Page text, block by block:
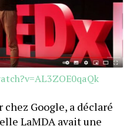
Google, a déclaré
LaMDA avait une